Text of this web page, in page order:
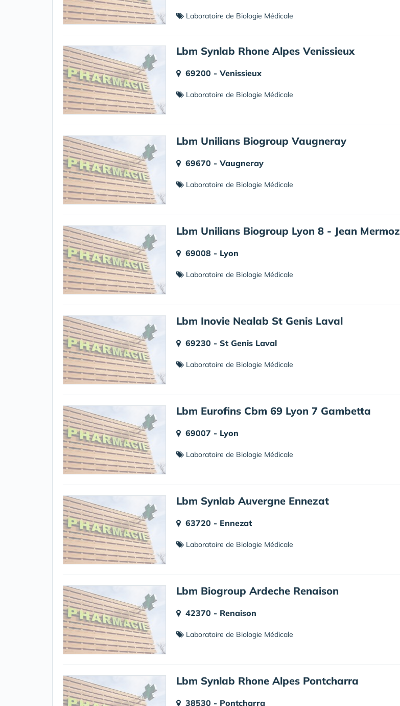
Laboratoire de Biologie Médicale
Lbm Synlab Rhone Alpes Venissieux
69200 - Venissieux
Laboratoire de Biologie Médicale
Lbm Unilians Biogroup Vaugneray
69670 - Vaugneray
Laboratoire de Biologie Médicale
Lbm Unilians Biogroup Lyon 8 - Jean Mermoz
69008 - Lyon
Laboratoire de Biologie Médicale
Lbm Inovie Nealab St Genis Laval
69230 - St Genis Laval
Laboratoire de Biologie Médicale
Lbm Eurofins Cbm 69 Lyon 7 Gambetta
69007 - Lyon
Laboratoire de Biologie Médicale
Lbm Synlab Auvergne Ennezat
63720 - Ennezat
Laboratoire de Biologie Médicale
Lbm Biogroup Ardeche Renaison
42370 - Renaison
Laboratoire de Biologie Médicale
Lbm Synlab Rhone Alpes Pontcharra
38530 - Pontcharra